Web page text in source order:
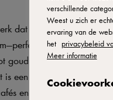
dat altijd werkt en
timing en
goudbruin oppervlak,
een bijgerecht dat gasten
en buffets. Maak
verschillende
Weest u zich er
ervaring van de
het privacybeleid
Meer informatie